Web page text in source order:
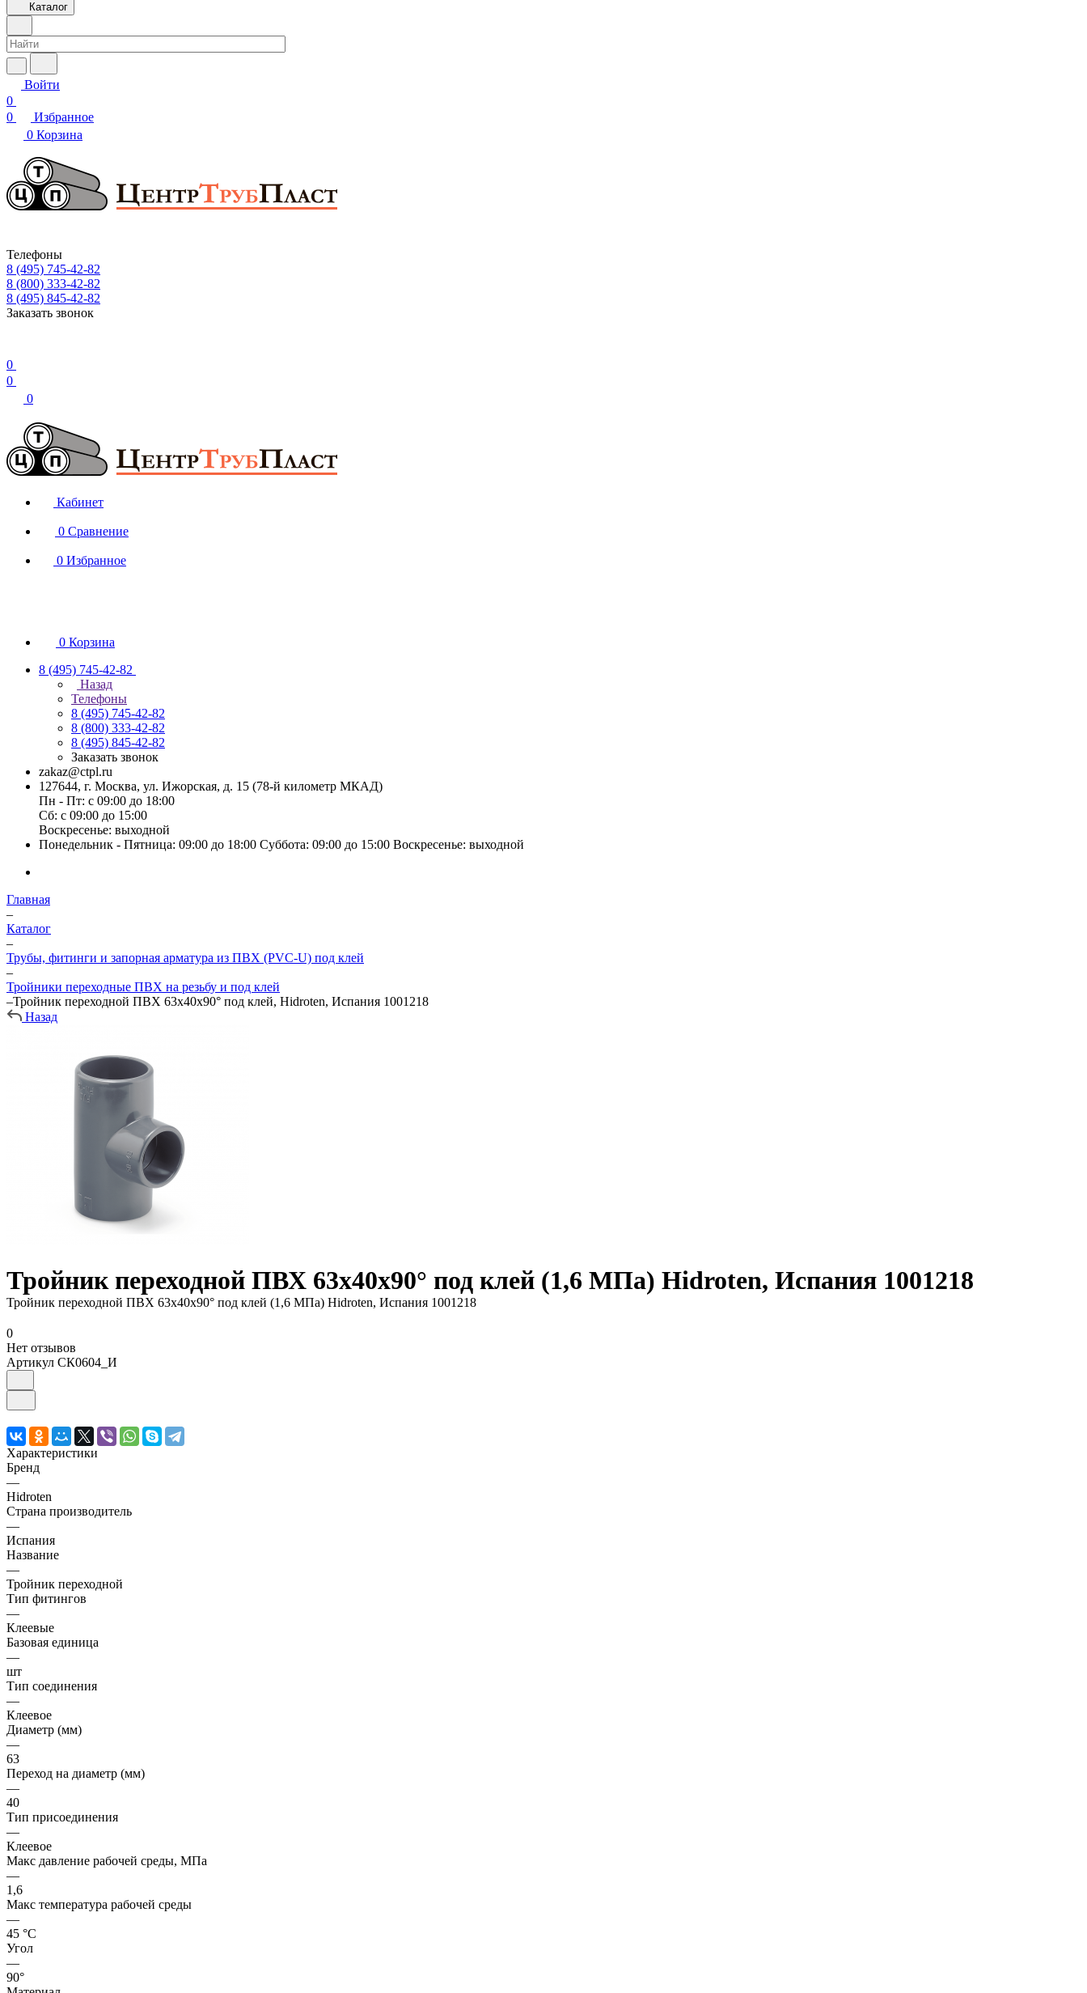
Каталог
Войти
0
0
Избранное
0 Корзина
Телефоны
8 (495) 745-42-82
8 (800) 333-42-82
8 (495) 845-42-82
Заказать звонок
0
0
0
Кабинет
0 Сравнение
0 Избранное
0 Корзина
8 (495) 745-42-82
Назад
Телефоны
8 (495) 745-42-82
8 (800) 333-42-82
8 (495) 845-42-82
Заказать звонок
zakaz@ctpl.ru
127644, г. Москва, ул. Ижорская, д. 15 (78-й километр МКАД)
Пн - Пт: с 09:00 до 18:00
Сб: с 09:00 до 15:00
Воскресенье: выходной
Понедельник - Пятница: 09:00 до 18:00 Суббота: 09:00 до 15:00 Воскресенье: выходной
Главная
–
Каталог
–
Трубы, фитинги и запорная арматура из ПВХ (PVC-U) под клей
–
Тройники переходные ПВХ на резьбу и под клей
–Тройник переходной ПВХ 63х40х90° под клей, Hidroten, Испания 1001218
Назад
Тройник переходной ПВХ 63х40х90° под клей (1,6 МПа) Hidroten, Испания 1001218
Тройник переходной ПВХ 63х40х90° под клей (1,6 МПа) Hidroten, Испания 1001218
0
Нет отзывов
Артикул СК0604_И
Характеристики
Бренд
—
Hidroten
Страна производитель
—
Испания
Название
—
Тройник переходной
Тип фитингов
—
Клеевые
Базовая единица
—
шт
Тип соединения
—
Клеевое
Диаметр (мм)
—
63
Переход на диаметр (мм)
—
40
Тип присоединения
—
Клеевое
Макс давление рабочей среды, МПа
—
1,6
Макс температура рабочей среды
—
45 °С
Угол
—
90°